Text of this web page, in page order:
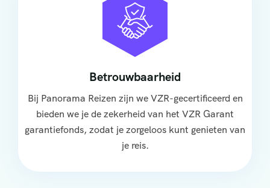
Betrouwbaarheid
Bij Panorama Reizen zijn we VZR-gecertificeerd en
bieden we je de zekerheid van het VZR Garant
garantiefonds, zodat je zorgeloos kunt genieten van
je reis.